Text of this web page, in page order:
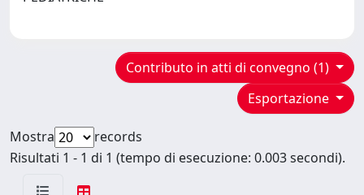
Contributo in atti di convegno (1)
Esportazione
Mostra
records
Risultati 1 - 1 di 1 (tempo di esecuzione: 0.003 secondi).